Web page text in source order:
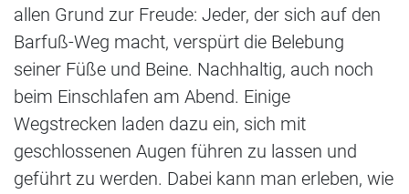
allen Grund zur Freude: Jeder, der sich auf den
Barfuß-Weg macht, verspürt die Belebung
seiner Füße und Beine. Nachhaltig, auch noch
beim Einschlafen am Abend. Einige
Wegstrecken laden dazu ein, sich mit
geschlossenen Augen führen zu lassen und
geführt zu werden. Dabei kann man erleben, wie